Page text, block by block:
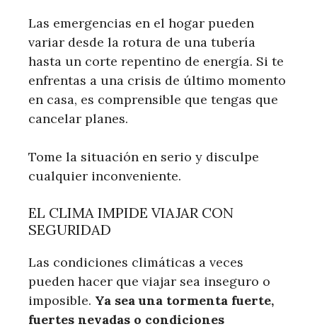
Las emergencias en el hogar pueden
variar desde la rotura de una tubería
hasta un corte repentino de energía. Si te
enfrentas a una crisis de último momento
en casa, es comprensible que tengas que
cancelar planes.
Tome la situación en serio y disculpe
cualquier inconveniente.
EL CLIMA IMPIDE VIAJAR CON
SEGURIDAD
Las condiciones climáticas a veces
pueden hacer que viajar sea inseguro o
imposible. Ya sea una tormenta fuerte,
fuertes nevadas o condiciones